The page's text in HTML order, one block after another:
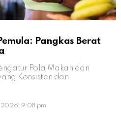
Pangkas Berat
Pola Makan dan
Konsisten dan
2026, 9:08 pm